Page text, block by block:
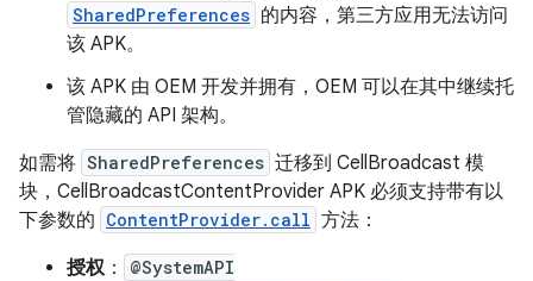
SharedPreferences 的内容，第三方应用无法访问
该 APK。
该 APK 由 OEM 开发并拥有，OEM 可以在其中继续托
管隐藏的 API 架构。
如需将 SharedPreferences 迁移到 CellBroadcast 模
块，CellBroadcastContentProvider APK 必须支持带有以
下参数的 ContentProvider.call 方法：
授权 ：
@SystemAPI